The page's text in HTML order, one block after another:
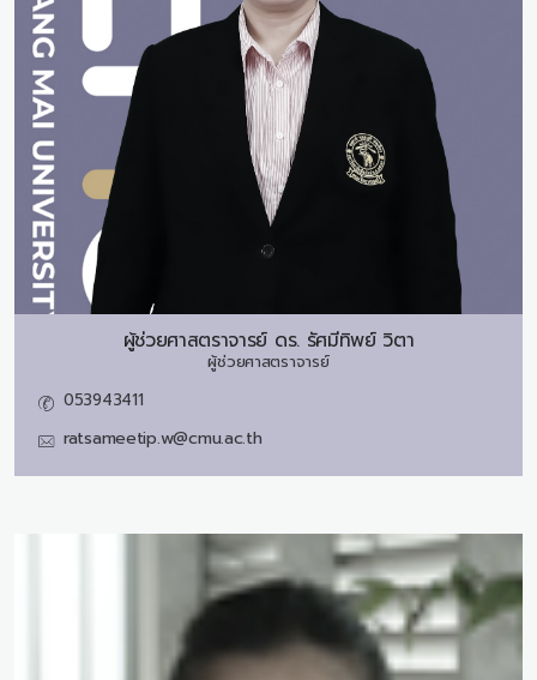
ผู้ช่วยศาสตราจารย์ ดร. รัศมีทิพย์ วิตา
ผู้ช่วยศาสตราจารย์
053943411
ratsameetip.w@cmu.ac.th